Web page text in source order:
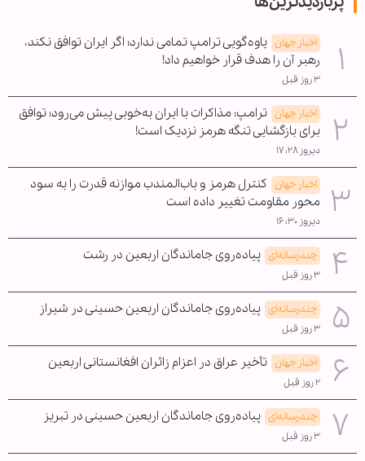
اخبار جهان یاوه‌گویی ترامپ تمامی ندارد؛ اگر ایران توافق نکند،
رهبر آن را هدف قرار خواهیم داد!
۳ روز قبل
اخبار جهان ترامپ: مذاکرات با ایران به‌خوبی پیش می‌رود؛ توافق
برای بازگشایی تنگه هرمز نزدیک است!
دیروز ۱۷:۲۸
اخبار جهان کنترل هرمز و باب‌المندب موازنه قدرت را به سود
محور مقاومت تغییر داده است
دیروز ۱۶:۳۰
چندرسانه‌ای پیاده‌روی جاماندگان اربعین در رشت
۳ روز قبل
چندرسانه‌ای پیاده‌روی جاماندگان اربعین حسینی در شیراز
۳ روز قبل
اخبار جهان تأخیر عراق در اعزام زائران افغانستانی اربعین
۲ روز قبل
چندرسانه‌ای پیاده‌روی جاماندگان اربعین حسینی در تبریز
۳ روز قبل